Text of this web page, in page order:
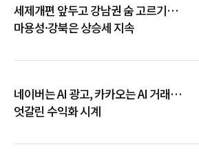
세제개편 앞두고 강남권 숨 고르기…
마용성·강북은 상승세 지속
네이버는 AI 광고, 카카오는 AI 거래…
엇갈린 수익화 시계